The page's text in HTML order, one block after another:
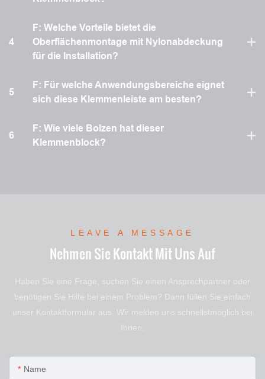
4
F: Welche Vorteile bietet die
Oberflächenmontage mit Nylonabdeckung
für die Installation?
5
F: Für welche Anwendungsbereiche eignet
sich diese Klemmenleiste am besten?
6
F: Wie viele Bolzen hat dieser
Klemmenblock?
LEAVE A MESSAGE
Nehmen Sie Kontakt Mit Uns Auf
Haben Sie eine Frage, suchen Sie einen Ansprechpartner oder
benötigen Sie Hilfe bei einem Problem? Dann füllen Sie einfach
unser Kontaktformular aus. Wir melden uns schnellstmöglich bei
Ihnen.
Name